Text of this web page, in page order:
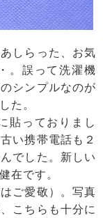
しらった、お気
。誤って洗濯機
シンプルなのが
た。
貼っておりまし
い携帯電話も２
でした。新しい
在です。
ご愛敬）。写真
こちらも十分に